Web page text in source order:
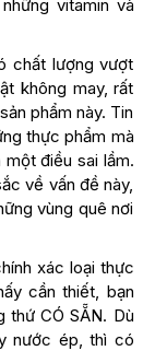
vitamin và
chất lượng vượt
không may, rất
phẩm này. Tin
thực phẩm mà
điều sai lầm.
về vấn đề này,
vùng quê nơi
xác loại thực
cần thiết, bạn
thứ CÓ SẴN. Dù
nước ép, thì có